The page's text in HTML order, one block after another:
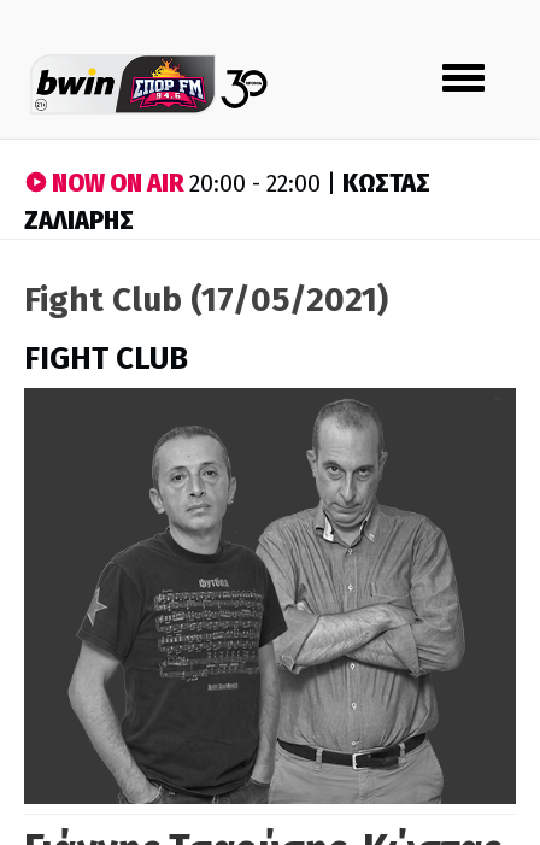
Toggle
navigation
NOW ON AIR20:00 - 22:00 | ΚΩΣΤΑΣ
ΖΑΛΙΑΡΗΣ
Fight Club (17/05/2021)
FIGHT CLUB